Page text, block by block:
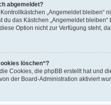
abgemeldet?
„Angemeldet
du das Kästchen „Angemeldet
Option nicht zur Verfügung steht,
löschen“?
die Cookies, die phpBB erstellt hat
von der Board-Administration aktiviert